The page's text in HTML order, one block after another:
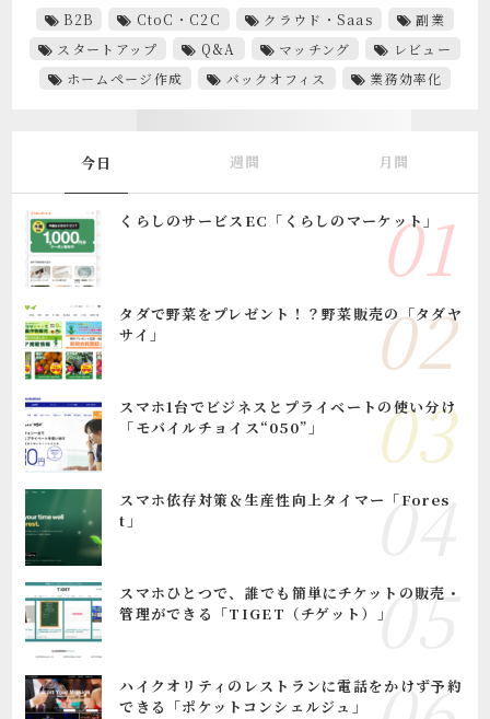
B2B CtoC・C2C クラウド・Saas
副業
スタートアップ
Q&A マッチング
レビュー
ホームページ作成
バックオフィス 業務効率化
今日 週間 月間
くらしのサービスEC「くらしのマーケット」
タダで野菜をプレゼント！？野菜販売の「タダヤ
サイ」
スマホ1台でビジネスとプライベートの使い分け
「モバイルチョイス“050”」
スマホ依存対策＆生産性向上タイマー「Fores
t」
スマホひとつで、誰でも簡単にチケットの販売・
管理ができる「TIGET（チゲット）」
ハイクオリティのレストランに電話をかけず予約
できる「ポケットコンシェルジュ」